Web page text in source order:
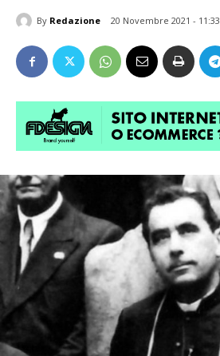
By Redazione 20 Novembre 2021 - 11:33